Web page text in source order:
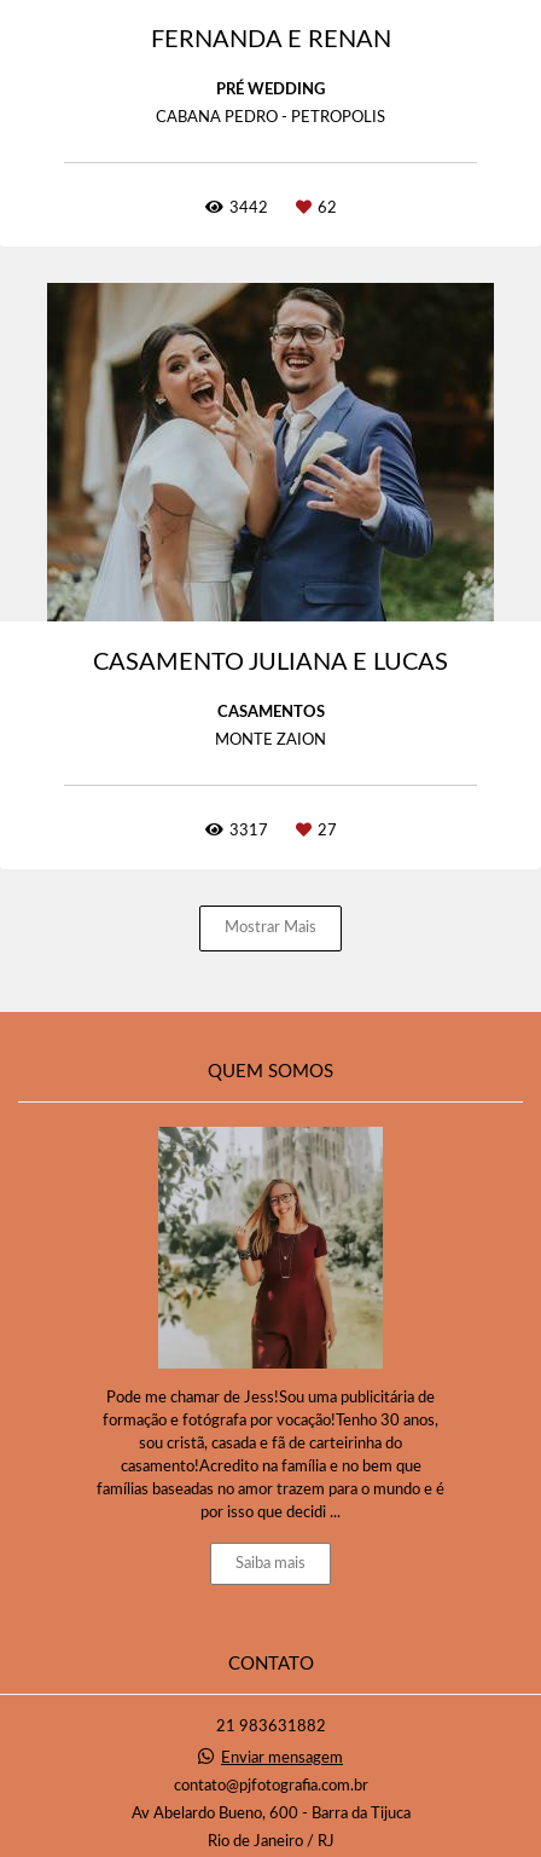
FERNANDA E RENAN
PRÉ WEDDING
CABANA PEDRO - PETROPOLIS
3442 62
CASAMENTO JULIANA E LUCAS
CASAMENTOS
MONTE ZAION
3317 27
Mostrar Mais
QUEM SOMOS
Pode me chamar de Jess!Sou uma publicitária de
formação e fotógrafa por vocação!Tenho 30 anos,
sou cristã, casada e fã de carteirinha do
casamento!Acredito na família e no bem que
famílias baseadas no amor trazem para o mundo e é
por isso que decidi ...
Saiba mais
CONTATO
21 983631882
Enviar mensagem
contato@pjfotografia.com.br
Av Abelardo Bueno, 600 - Barra da Tijuca
Rio de Janeiro / RJ